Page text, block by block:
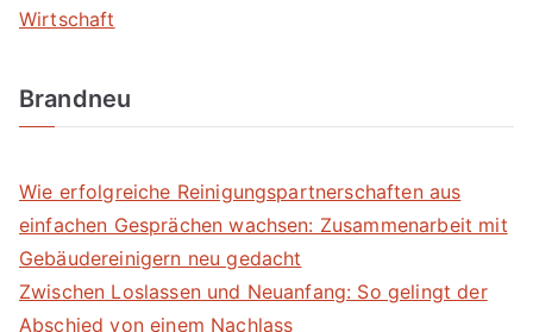
Wirtschaft
Brandneu
Wie erfolgreiche Reinigungspartnerschaften aus
einfachen Gesprächen wachsen: Zusammenarbeit mit
Gebäudereinigern neu gedacht
Zwischen Loslassen und Neuanfang: So gelingt der
Abschied von einem Nachlass